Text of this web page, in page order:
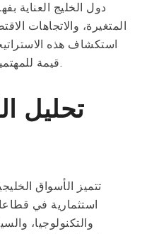
دول الخليج العناية
المتغيرة، والاتجاهات
استكشاف هذه
قيمة للمهتمين بالمشاركة في هذا السوق الواعد.
تحليل
تتميز الأسواق
استثمارية في
والتكنولوجيا،